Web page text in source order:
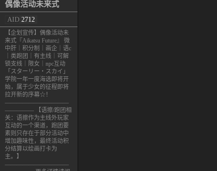
偶像活动未来式
AID 2712
【企划宣传】偶像活动未
来式『Aikatsu Future』 微
中肝｜积分制｜画企｜语c
｜类跑团｜有主线｜可解
锁支线｜限女｜npc互动
「スターリー・スカイ」
学院一年一度海选即将开
始，属于少女的征程即将
拉开新的序幕☆！
———————————
————— 【语擦/跑团相
关：语擦作为主线外玩家
互动的一个渠道，跑团要
素则只存在于部分活动中
增加趣味性，最终活动积
分结算以绘画打卡为
主。】
———————————